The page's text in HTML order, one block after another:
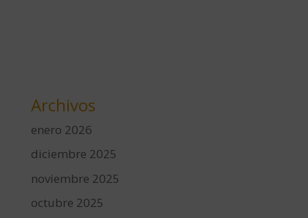
Archivos
enero 2026
diciembre 2025
noviembre 2025
octubre 2025